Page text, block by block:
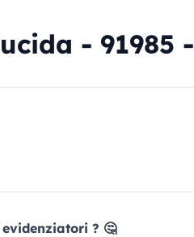
- 91985 -
? 🤔